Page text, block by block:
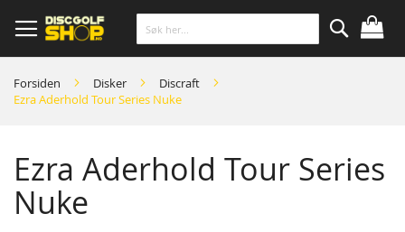
to
Content
Søk
Forsiden Disker
Discraft
Ezra Aderhold Tour Series Nuke
Ezra Aderhold Tour Series
Nuke